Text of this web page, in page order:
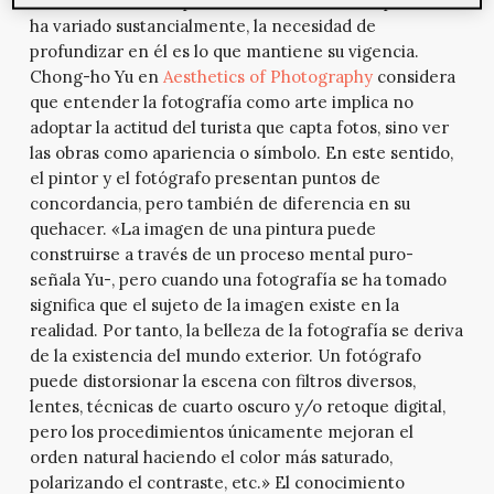
ha variado sustancialmente, la necesidad de
profundizar en él es lo que mantiene su vigencia.
Chong-ho Yu en Aesthetics of Photographyconsidera
que entender la fotografía como arte implica no
adoptar la actitud del turista que capta fotos, sino ver
las obras como apariencia o símbolo. En este sentido,
el pintor y el fotógrafo presentan puntos de
concordancia, pero también de diferencia en su
quehacer. «La imagen de una pintura puede
construirse a través de un proceso mental puro-
señala Yu-, pero cuando una fotografía se ha tomado
significa que el sujeto de la imagen existe en la
realidad. Por tanto, la belleza de la fotografía se deriva
de la existencia del mundo exterior. Un fotógrafo
puede distorsionar la escena con filtros diversos,
lentes, técnicas de cuarto oscuro y/o retoque digital,
pero los procedimientos únicamente mejoran el
orden natural haciendo el color más saturado,
polarizando el contraste, etc.» El conocimiento